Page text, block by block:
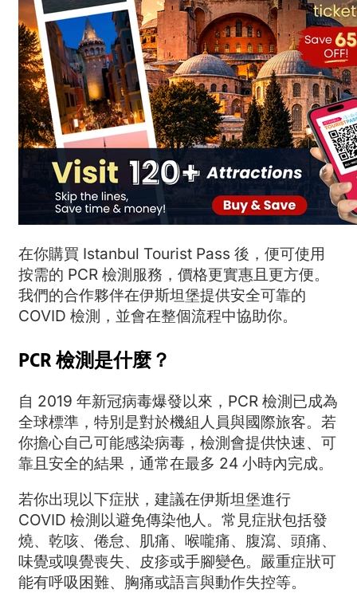
在你購買 Istanbul Tourist Pass 後，便可使用
按需的 PCR 檢測服務，價格更實惠且更方便。
我們的合作夥伴在伊斯坦堡提供安全可靠的
COVID 檢測，並會在整個流程中協助你。
PCR 檢測是什麼？
自 2019 年新冠病毒爆發以來，PCR 檢測已成為
全球標準，特別是對於機組人員與國際旅客。若
你擔心自己可能感染病毒，檢測會提供快速、可
靠且安全的結果，通常在最多 24 小時內完成。
若你出現以下症狀，建議在伊斯坦堡進行
COVID 檢測以避免傳染他人。常見症狀包括發
燒、乾咳、倦怠、肌痛、喉嚨痛、腹瀉、頭痛、
味覺或嗅覺喪失、皮疹或手腳變色。嚴重症狀可
能有呼吸困難、胸痛或語言與動作失控等。